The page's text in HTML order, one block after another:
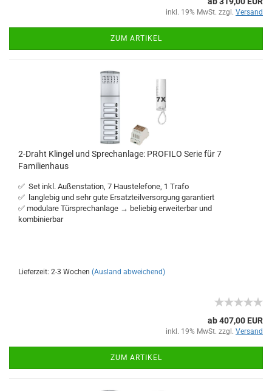
inkl. 19% MwSt. zzgl. Versand
ZUM ARTIKEL
2-Draht Klingel und Sprechanlage: PROFILO Serie für 7
Familienhaus
✅ Set inkl. Außenstation, 7 Haustelefone, 1 Trafo
✅ langlebig und sehr gute Ersatzteilversorgung garantiert
✅ modulare Türsprechanlage → beliebig erweiterbar und
kombinierbar
Lieferzeit: 2-3 Wochen (Ausland abweichend)
ab 407,00 EUR
inkl. 19% MwSt. zzgl. Versand
ZUM ARTIKEL